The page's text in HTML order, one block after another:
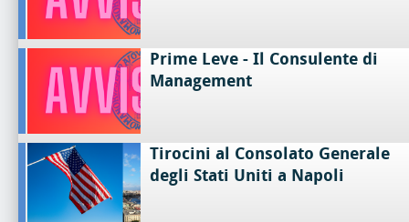
Prime Leve - Il Consulente di
Management
Tirocini al Consolato Generale
degli Stati Uniti a Napoli